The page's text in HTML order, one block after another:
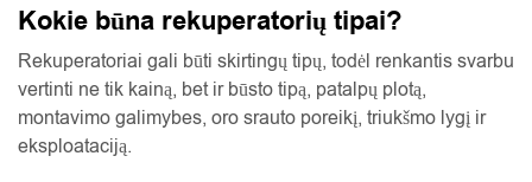
Kokie būna rekuperatorių tipai?
Rekuperatoriai gali būti skirtingų tipų, todėl renkantis svarbu
vertinti ne tik kainą, bet ir būsto tipą, patalpų plotą,
montavimo galimybes, oro srauto poreikį, triukšmo lygį ir
eksploataciją.